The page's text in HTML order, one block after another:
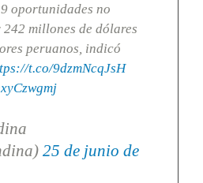
oportunidades no
millones de dólares
peruanos, indicó
t.co/9dzmNcqJsH
25 de junio de